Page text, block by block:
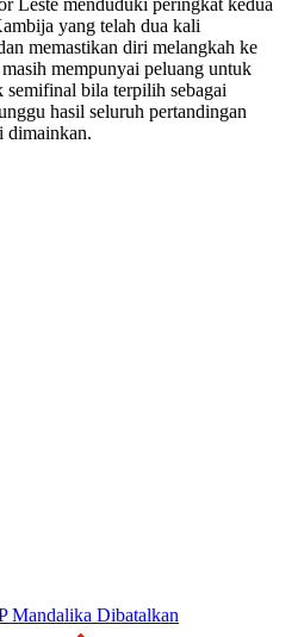
Leste menduduki peringkat kedua
yang telah dua kali
memastikan diri melangkah ke
mempunyai peluang untuk
semifinal bila terpilih sebagai
hasil seluruh pertandingan
dimainkan.
Mandalika Dibatalkan